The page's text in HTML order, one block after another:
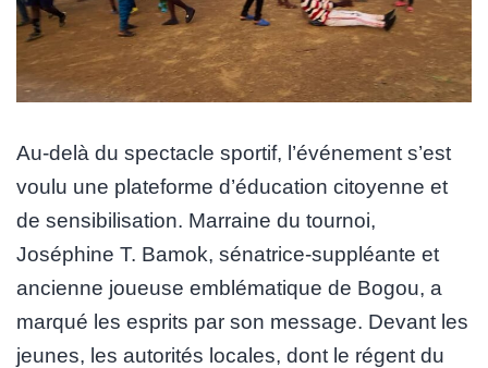
Au-delà du spectacle sportif, l’événement s’est
voulu une plateforme d’éducation citoyenne et
de sensibilisation. Marraine du tournoi,
Joséphine T. Bamok, sénatrice-suppléante et
ancienne joueuse emblématique de Bogou, a
marqué les esprits par son message. Devant les
jeunes, les autorités locales, dont le régent du